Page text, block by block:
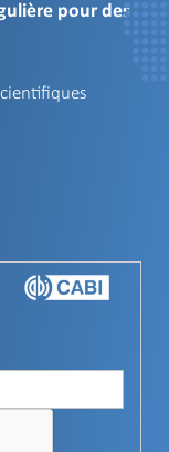
pour des